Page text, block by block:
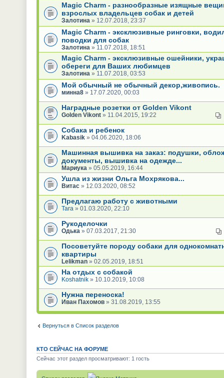
Magic Charm - разнообразные изящные
взрослых владельцев собак и детей
Залотина » 12.07.2018, 23:37
Magic Charm - эксклюзивные ринговки,
поводки для собак
Залотина » 11.07.2018, 18:51
Magic Charm - эксклюзивные ошейники,
обереги для Ваших любимцев
Залотина » 11.07.2018, 03:53
Мой обычный не обычный декор,живопись.
минна8» 17.07.2020, 00:03
Наградные розетки от Golden Vikont
Golden Vikont» 11.04.2015, 19:22
Собака и ребенок
Kabasik» 04.06.2020, 18:06
Машинная вышивка на заказ: подушки,
документы, вышивка на одежде...
Мариука » 05.05.2019, 16:44
Ушла из жизни Ольга Мохрякова...
Витас» 12.03.2020, 08:52
Предлагаю работу с животными
Tara » 01.03.2020, 22:10
Рукоделочки
Одька » 07.03.2017, 21:30
Посоветуйте породу собаки для
квартиры
Lelikman» 02.05.2019, 18:51
На отдых с собакой
Koshatnik» 10.10.2019, 10:08
Нужна переноска!
Иван Пахомов» 31.08.2019, 13:55
Вернуться в Список разделов
КТО СЕЙЧАС НА ФОРУМЕ
Сейчас этот раздел просматривают: 1 гость